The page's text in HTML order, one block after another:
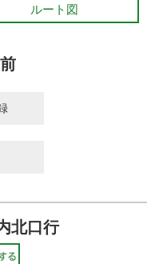
ルート図
北口行